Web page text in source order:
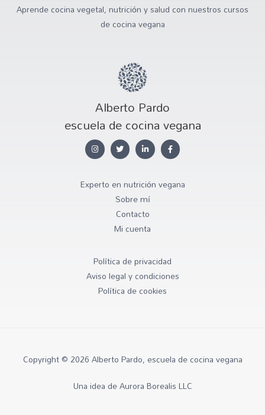
Aprende cocina vegetal, nutrición y salud con nuestros cursos
de cocina vegana
Alberto Pardo
escuela de cocina vegana
Experto en nutrición vegana
Sobre mí
Contacto
Mi cuenta
Política de privacidad
Aviso legal y condiciones
Política de cookies
Copyright © 2026 Alberto Pardo, escuela de cocina vegana
Una idea de Aurora Borealis LLC